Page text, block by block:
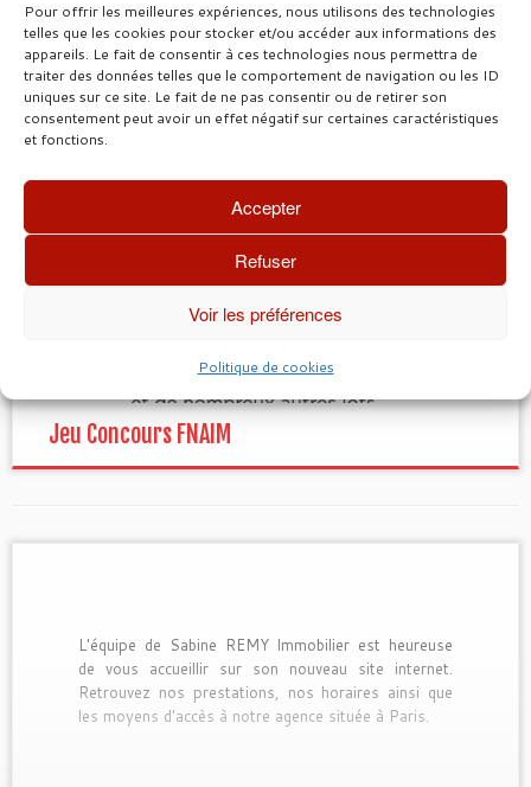
Pour offrir les meilleures expériences, nous utilisons des technologies
telles que les cookies pour stocker et/ou accéder aux informations des
appareils. Le fait de consentir à ces technologies nous permettra de
traiter des données telles que le comportement de navigation ou les ID
uniques sur ce site. Le fait de ne pas consentir ou de retirer son
consentement peut avoir un effet négatif sur certaines caractéristiques
et fonctions.
Accepter
Refuser
Voir les préférences
Politique de cookies
En savoir +
Jeu Concours FNAIM
L'équipe de Sabine REMY Immobilier est heureuse
de vous accueillir sur son nouveau site internet.
Retrouvez nos prestations, nos horaires ainsi que
les moyens d'accès à notre agence située à Paris.